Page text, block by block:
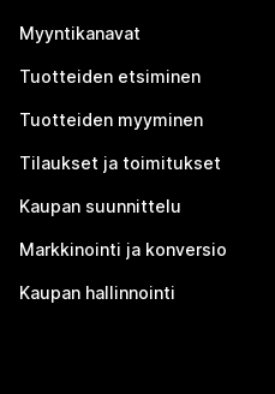
Myyntikanavat
Tuotteiden etsiminen
Tuotteiden myyminen
Tilaukset ja toimitukset
Kaupan suunnittelu
Markkinointi ja konversio
Kaupan hallinnointi